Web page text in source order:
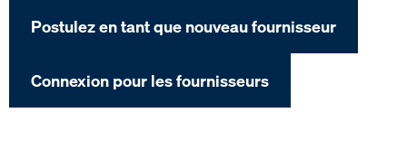
Postulez en tant que nouveau fournisseur
Connexion pour les fournisseurs